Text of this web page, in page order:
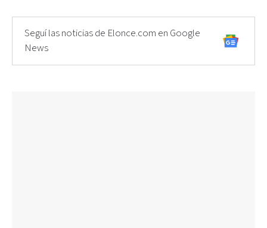
Seguí las noticias de Elonce.com en Google
News